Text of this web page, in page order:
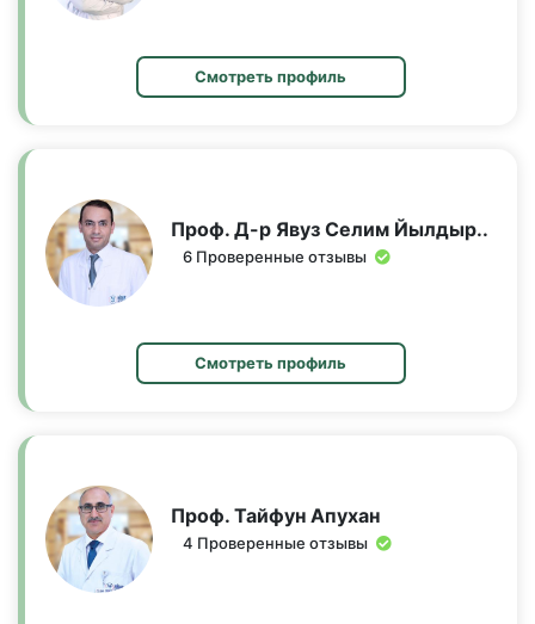
Смотреть профиль
Проф. Д-р Явуз Селим Йылдыр..
6 Проверенные отзывы
Смотреть профиль
Проф. Тайфун Апухан
4 Проверенные отзывы